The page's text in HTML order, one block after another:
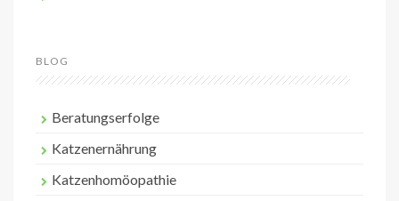
BLOG
Beratungserfolge
Katzenernährung
Katzenhomöopathie